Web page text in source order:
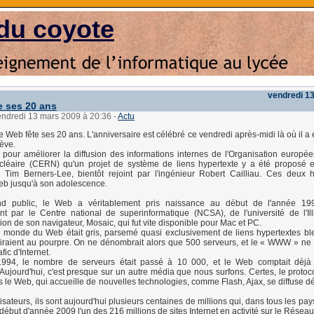
coyote
vendredi
ses 20 ans
13 mars 2009 à 20:36 -Actu
Web fête ses 20 ans. L'anniversaire est célébré ce vendredi après-midi là où il a
pour améliorer la diffusion des informations internes de l'Organisation
(CERN) qu'un projet de système de liens hypertexte y a été proposé
Tim Berners-Lee, bientôt rejoint par l'ingénieur Robert Cailliau. Ces deux
jusqu'à son adolescence.
public, le Web a véritablement pris naissance au début de l'année
par le Centre national de superinformatique (NCSA), de l'université de
de son navigateur, Mosaic, qui fut vite disponible pour Mac et PC.
monde du Web était gris, parsemé quasi exclusivement de liens hypertextes
au pourpre. On ne dénombrait alors que 500 serveurs, et le « WWW » ne
d'Internet.
le nombre de serveurs était passé à 10 000, et le Web comptait déjà
c'est presque sur un autre média que nous surfons. Certes, le
le Web, qui accueille de nouvelles technologies, comme Flash, Ajax, se diffuse
ils sont aujourd'hui plusieurs centaines de millions qui, dans tous les
d'année 2009 l'un des 216 millions de sites Internet en activité sur le